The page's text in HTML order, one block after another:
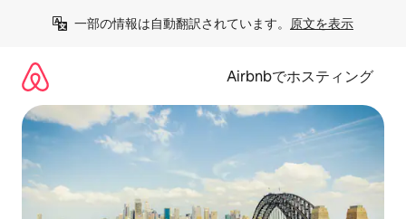
一部の情報は自動翻訳されています。 原文を表示
Airbnbでホスティング